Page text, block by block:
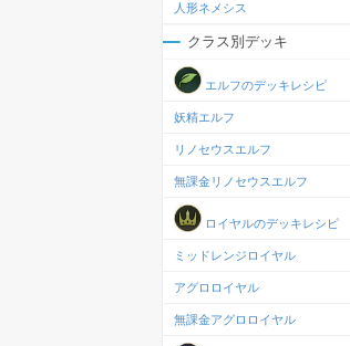
人形ネメシス
クラス別デッキ
エルフのデッキレシピ
妖精エルフ
リノセウスエルフ
無課金リノセウスエルフ
ロイヤルのデッキレシピ
ミッドレンジロイヤル
アグロロイヤル
無課金アグロロイヤル